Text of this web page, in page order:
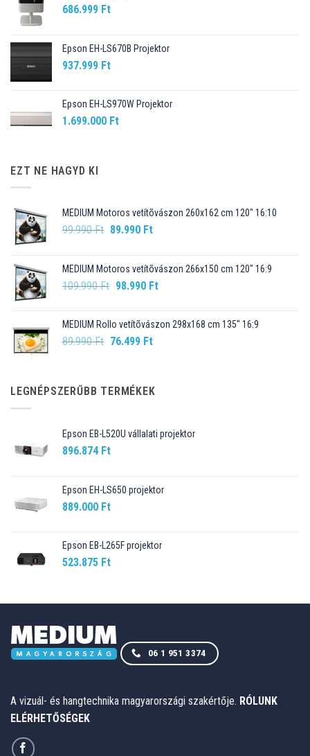
686.999 Ft
Epson EH-LS670B Projektor
937.999 Ft
Epson EH-LS970W Projektor
1.699.000 Ft
EZT NE HAGYD KI
MEDIUM Motoros vetítõvászon 260x162 cm 120" 16:10
99.990Ft Original
99.990 Ft.
89.990 FtCurrent
89.990 Ft.
MEDIUM Motoros vetítõvászon 266x150 cm 120" 16:9
109.990Ft Original
109.990 Ft.
98.990 FtCurrent
98.990 Ft.
MEDIUM Rollo vetítõvászon 298x168 cm 135" 16:9
89.990Ft Original
89.990 Ft.
76.499 FtCurrent
76.499 Ft.
LEGNÉPSZERŰBB TERMÉKEK
Epson EB-L520U vállalati projektor
896.874 Ft
Epson EH-LS650 projektor
889.000 Ft
Epson EB-L265F projektor
523.875 Ft
06 1 951 3374
A vizuál- és hangtechnika magyarországi szakértője. RÓLUNK
ELÉRHETŐSÉGEK